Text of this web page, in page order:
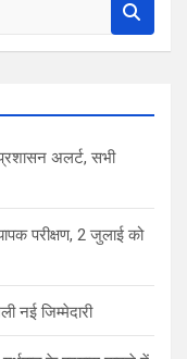
प्रशासन अलर्ट, सभी
परीक्षण, 2 जुलाई को
नई जिम्मेदारी